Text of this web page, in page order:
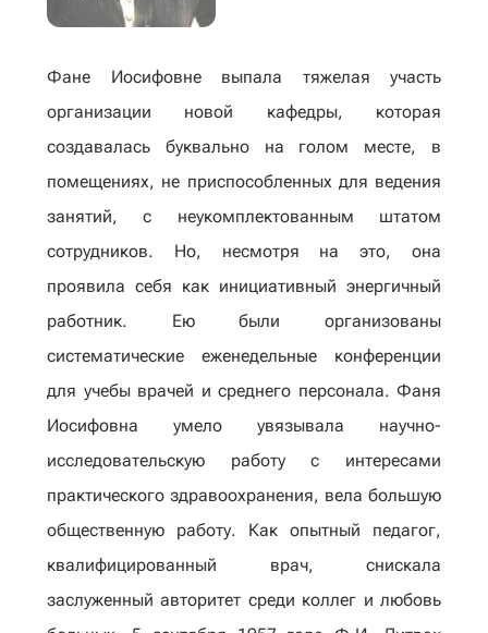
Фане Иосифовне выпала тяжелая участь
организации новой кафедры, которая
создавалась буквально на голом месте, в
помещениях, не приспособленных для ведения
занятий, с неукомплектованным штатом
сотрудников. Но, несмотря на это, она
проявила себя как инициативный энергичный
работник. Ею были организованы
систематические еженедельные конференции
для учебы врачей и среднего персонала. Фаня
Иосифовна умело увязывала научно-
исследовательскую работу с интересами
практического здравоохранения, вела большую
общественную работу. Как опытный педагог,
квалифицированный врач, снискала
заслуженный авторитет среди коллег и любовь